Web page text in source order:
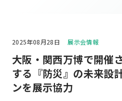
2025年08月28日 展示会情報
大阪・関西万博で開催
する『防災』の未来設
ンを展示協力